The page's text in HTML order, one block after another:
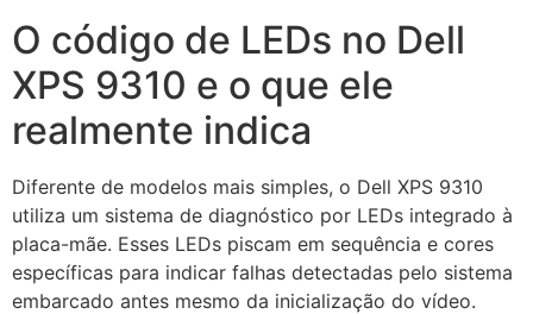
O código de LEDs no Dell
XPS 9310 e o que ele
realmente indica
Diferente de modelos mais simples, o Dell XPS 9310
utiliza um sistema de diagnóstico por LEDs integrado à
placa-mãe. Esses LEDs piscam em sequência e cores
específicas para indicar falhas detectadas pelo sistema
embarcado antes mesmo da inicialização do vídeo.